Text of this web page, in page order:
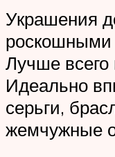
Украшения
Лучше всего
Идеально
серьги,
жемчужные